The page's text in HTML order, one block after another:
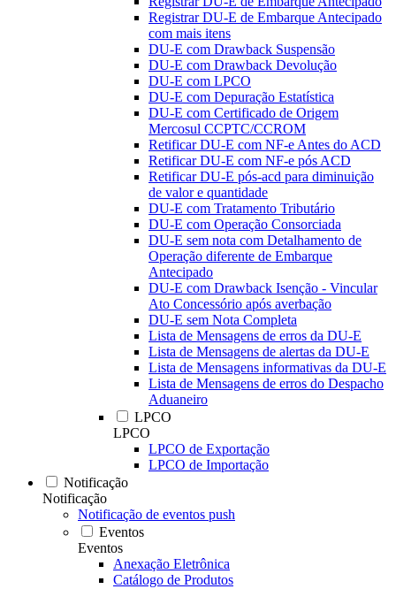
Registrar DU-E de Embarque Antecipado
com mais itens
DU-E com Drawback Suspensão
DU-E com Drawback Devolução
DU-E com LPCO
DU-E com Depuração Estatística
DU-E com Certificado de Origem
Mercosul CCPTC/CCROM
Retificar DU-E com NF-e Antes do ACD
Retificar DU-E com NF-e pós ACD
Retificar DU-E pós-acd para diminuição
de valor e quantidade
DU-E com Tratamento Tributário
DU-E com Operação Consorciada
DU-E sem nota com Detalhamento de
Operação diferente de Embarque
Antecipado
DU-E com Drawback Isenção - Vincular
Ato Concessório após averbação
DU-E sem Nota Completa
Lista de Mensagens de erros da DU-E
Lista de Mensagens de alertas da DU-E
Lista de Mensagens informativas da DU-E
Lista de Mensagens de erros do Despacho
Aduaneiro
LPCO
LPCO
LPCO de Exportação
LPCO de Importação
Notificação
Notificação
Notificação de eventos push
Eventos
Eventos
Anexação Eletrônica
Catálogo de Produtos